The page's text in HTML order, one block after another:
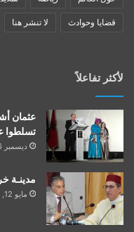
قضايا وحوادث لا تنشر هنا
لأكثر تفاعلاً
عثمان
تسلطوا
ديسمبر 16, 2018
مدينـة
مايو 12, 2019